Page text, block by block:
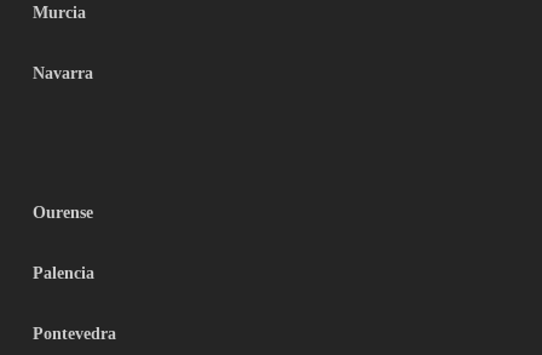
Murcia
Navarra
Ourense
Palencia
Pontevedra